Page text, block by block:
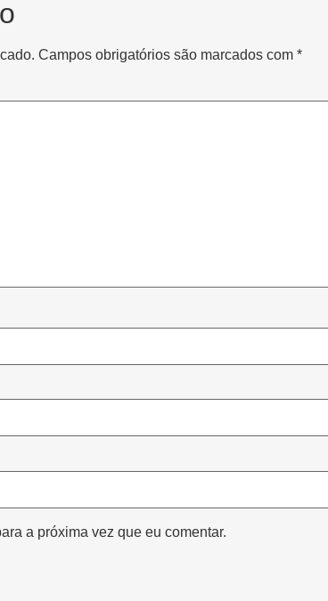
Campos obrigatórios são marcados com *
a próxima vez que eu comentar.